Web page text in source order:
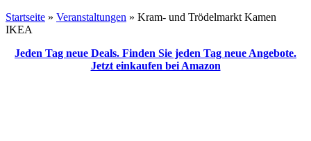
Startseite » Veranstaltungen » Kram- und Trödelmarkt Kamen
IKEA
Jeden Tag neue Deals. Finden Sie jeden Tag neue Angebote.
Jetzt einkaufen bei Amazon